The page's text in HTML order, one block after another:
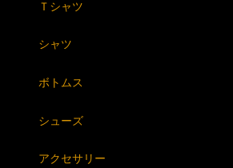
Ｔシャツ
シャツ
ボトムス
シューズ
アクセサリー